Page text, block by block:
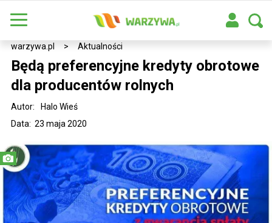
warzywa.pl > Aktualności
Będą preferencyjne kredyty obrotowe
dla producentów rolnych
Data: 23 maja 2020
Autor: Halo Wieś